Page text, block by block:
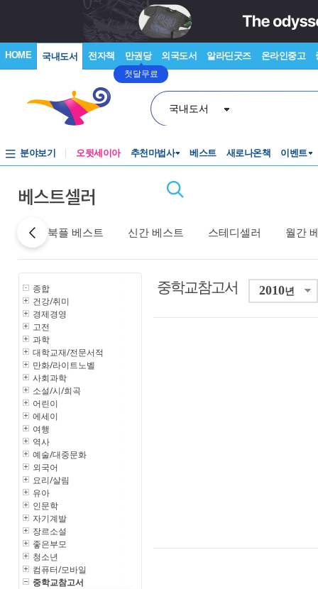
HOME 국내도서 전자책 만권당
첫달무료
외국도서 알라딘굿즈 온라인중고
국내도서
분야보기 오뒷세이아 추천마법사 베스트 새로나온책 이벤트
베스트셀러
북플 베스트 신간 베스트 스테디셀러 월간
종합
건강/취미
경제경영
고전
과학
대학교재/전문서적
만화/라이트노벨
사회과학
소설/시/희곡
어린이
에세이
여행
역사
예술/대중문화
외국어
요리/살림
유아
인문학
자기계발
장르소설
좋은부모
청소년
컴퓨터/모바일
중학교참고서
중학교참고서 2010년